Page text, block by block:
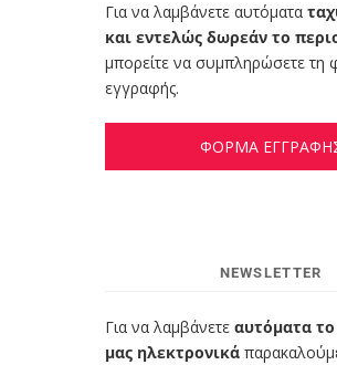
Για να λαμβάνετε αυτόματα
και εντελώς δωρεάν το
μπορείτε να συμπληρώσετε τη
εγγραφής.
ΦΟΡΜΑ
NEWSLETTER
Για να λαμβάνετε αυτόματα
μας ηλεκτρονικά